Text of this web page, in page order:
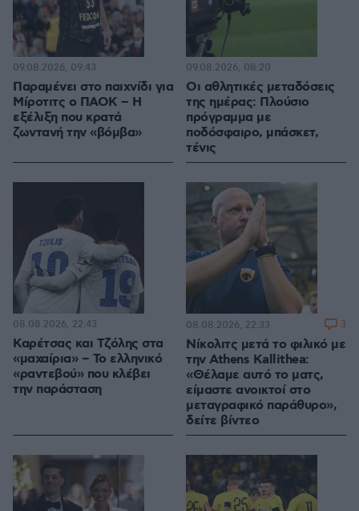
Παραμένει στο παιχνίδι για
Μίροτιτς ο ΠΑΟΚ – Η
εξέλιξη που κρατά
ζωντανή την «βόμβα»
09.08.2026, 09:43
Οι αθλητικές μεταδόσεις
της ημέρας: Πλούσιο
πρόγραμμα με
ποδόσφαιρο, μπάσκετ,
τένις
09.08.2026, 08:20
Καρέτσας και Τζόλης στα
«μαχαίρια» – Το ελληνικό
«ραντεβού» που κλέβει
την παράσταση
08.08.2026, 22:43
Νίκολιτς μετά το φιλικό με
την Athens Kallithea:
«Θέλαμε αυτό το ματς,
είμαστε ανοικτοί στο
μεταγραφικό παράθυρο»,
δείτε βίντεο
08.08.2026, 22:33 3